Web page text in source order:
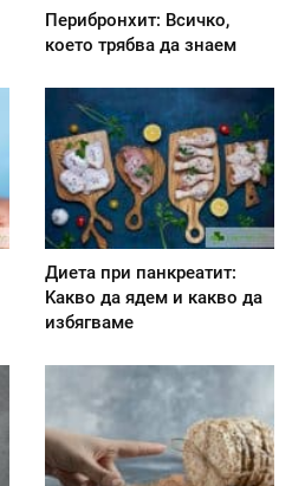
Перибронхит: Всичко,
което трябва да знаем
Диета при панкреатит:
Kакво да ядем и какво да
избягваме